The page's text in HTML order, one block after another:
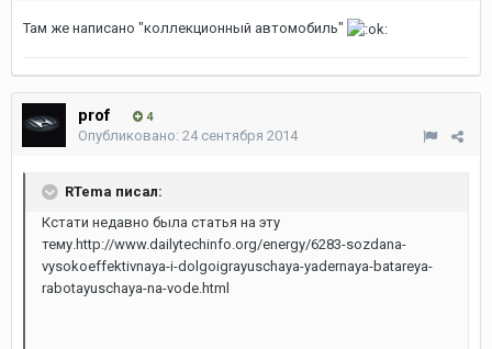
Там же написано "коллекционный автомобиль"
prof 4
Опубликовано: 24 сентября 2014
RTema писал:
Кстати недавно была статья на эту
тему.http://www.dailytechinfo.org/energy/6283-sozdana-
vysokoeffektivnaya-i-dolgoigrayuschaya-yadernaya-batareya-
rabotayuschaya-na-vode.html